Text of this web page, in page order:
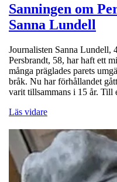
Sanningen om
Sanna Lundell
Journalisten Sanna Lundell,
Persbrandt, 58, har haft ett
många präglades parets
bråk. Nu har förhållandet
varit tillsammans i 15 år.
Läs vidare